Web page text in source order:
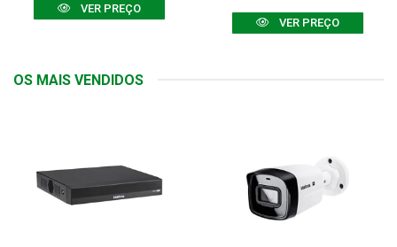
VER PREÇO
VER PREÇO
OS MAIS VENDIDOS